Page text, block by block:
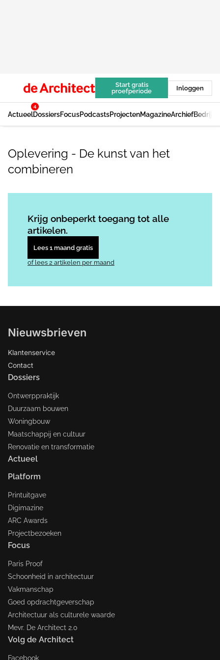
Start gratis
proefperiode
Inloggen
Actueel
4
DossiersFocusPodcastsProjectenMagazineArchief
Oplevering - De kunst van het
combineren
Krijg onbeperkt toegang tot alle
artikelen.
Lees 1 maand gratis
of lees 2 artikelen per maand
Nieuwsbrieven
Klantenservice
Contact
Dossiers
Ontwerppraktijk
Duurzaam bouwen
Woningbouw
Maatschappij en cultuur
Renovatie en transformatie
Actueel
Platform
Printuitgave
Digimazine
ARC Awards
Projectbezoeken
Focus
Paris Proof
Schoonheid in architectuur
Vakmanschap
Goed opdrachtgeverschap
Architectuur als culturele waarde
Mevr. De Architect 2.0
Volg de Architect
Facebook